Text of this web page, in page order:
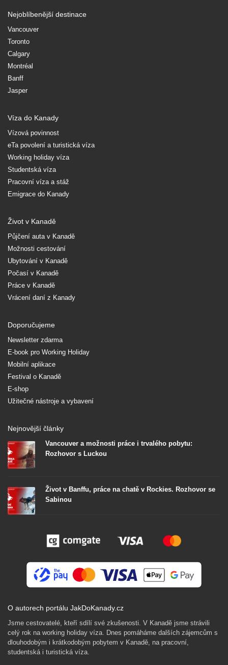
Nejoblíbenější destinace
Vancouver
Toronto
Calgary
Montréal
Banff
Jasper
Víza do Kanady
Vízová povinnost
eTa povolení a turistická víza
Working holiday víza
Studentská víza
Pracovní víza a stáž
Emigrace do Kanady
Život v Kanadě
Půjčení auta v Kanadě
Možnosti cestování
Ubytování v Kanadě
Počasí v Kanadě
Práce v Kanadě
Vrácení daní z Kanady
Doporučujeme
Newsletter zdarma
E-book pro Working Holiday
Mobilní aplikace
Festival o Kanadě
E-shop
Užitečné nástroje a vybavení
Nejnovější články
Vancouver a možnosti práce i trvalého pobytu:
Rozhovor s Luckou
Život v Banffu, práce na chatě v Rockies. Rozhovor se
Sabinou
O autorech portálu JakDoKanady.cz
Jsme cestovatelé, kteří sdílí své zkušenosti. V Kanadě jsme strávili
celý rok na working holiday víza. Dnes pomáháme dalších zájemcům s
dlouhodobým i krátkodobým pobytem v Kanadě, na pracovní,
studentská i turistická víza.